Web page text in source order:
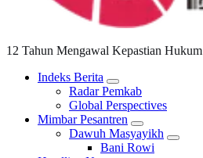
12 Tahun Mengawal Kepastian Hukum
Indeks Berita
Radar Pemkab
Global Perspectives
Mimbar Pesantren
Dawuh Masyayikh
Bani Rowi